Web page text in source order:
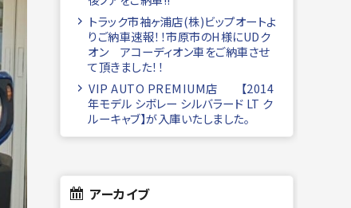
トラック市袖ヶ浦店(株)ビップオートよ
りご納車速報！！市原市のH様にUDク
オン アコーディオン車をご納車させ
て頂きました！！
VIP AUTO PREMIUM店 【2014
年モデル シボレー シルバラード LT ク
ルーキャブ】が入庫いたしました。
アーカイブ